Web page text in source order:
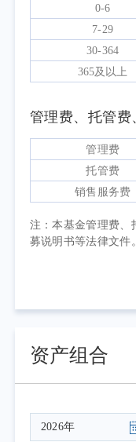
货币政策
的基调，政策宽
流动性整体保持
购、MLF（中期
月度缴税、跨季
呵护市场流动性
市场操作新规，
率波动，推动市
幅、平稳运行，
续提升。
资本市场方
度有所修复，
表的电子、通信
数明显强于传统
渔、商贸零售等
致。可转债跟
0-6
7-29
30-364
365及以上
管理费、托管费
管理费
托管费
销售服务费
注：本基金管理费、
募说明书等法律文件。
资产组合